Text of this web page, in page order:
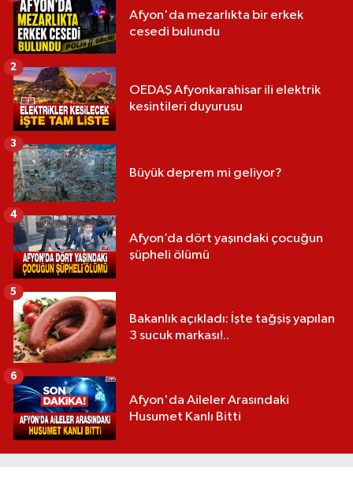
Afyon'da mezarlıkta bir erkek
cesedi bulundu
OEDAŞ Afyonkarahisar ili elektrik
kesintileri duyurusu
2
Büyük deprem mi geliyor?
3
Afyon’da dört yaşındaki çocuğun
şüpheli ölümü
4
Bakanlık açıkladı: İşte tağşiş yapılan
3 sucuk markası!..
5
Afyon'da Aileler Arasındaki
Husumet Kanlı Bitti
6